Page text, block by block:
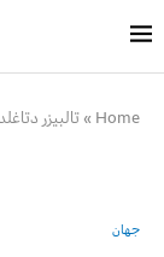
Home
»تالبیزر
جهان